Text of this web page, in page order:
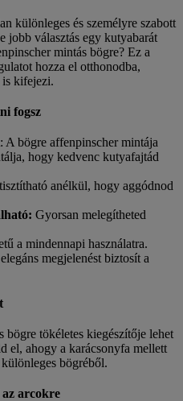
különleges és személyre szabott
jobb választás egy kutyabarát
mintás bögre? Ez a
hozza el otthonodba,
is kifejezi.
fogsz
: A bögre affenpinscher mintája
hogy kedvenc kutyafajtád
anélkül, hogy aggódnod
: Gyorsan melegítheted
a mindennapi használatra.
megjelenést biztosít a
tökéletes kiegészítője lehet
el, ahogy a karácsonyfa mellett
bögréből.
az arcokre